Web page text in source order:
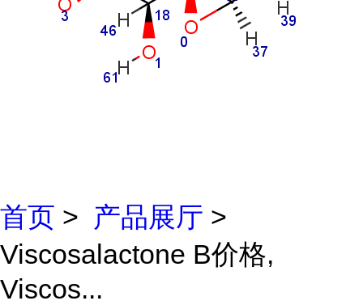
首页 > 产品展厅 >
Viscosalactone B价格,
Viscos...